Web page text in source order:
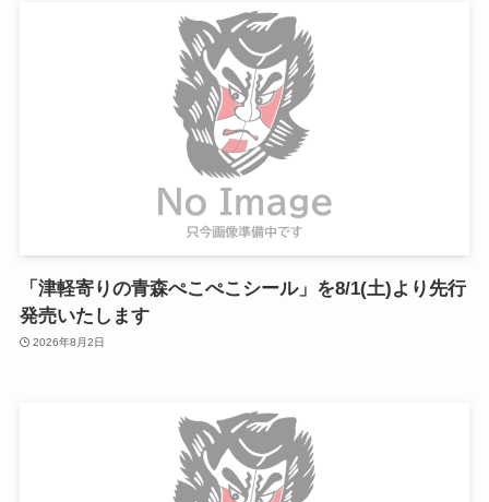
「津軽寄りの青森ぺこぺこシール」を8/1(土)より先行
発売いたします
2026年8月2日